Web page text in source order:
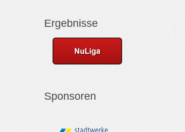
Ergebnisse
Sponsoren